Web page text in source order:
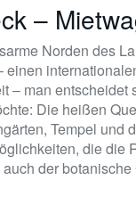
–
Norden des
– man
Die heißen
Tempel
die die
der